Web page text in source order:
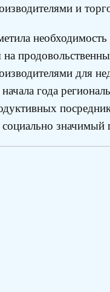
и
на
для
года
социально значимый